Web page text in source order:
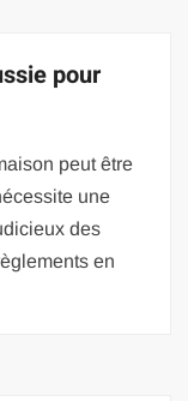
pour
peut être
une
des
en